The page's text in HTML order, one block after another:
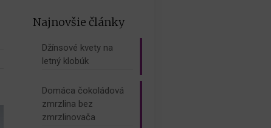
Najnovšie články
Džínsové kvety na
letný klobúk
Domáca čokoládová
zmrzlina bez
zmrzlinovača